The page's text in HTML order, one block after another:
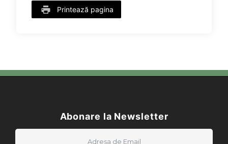
Printează pagina
Abonare la Newsletter